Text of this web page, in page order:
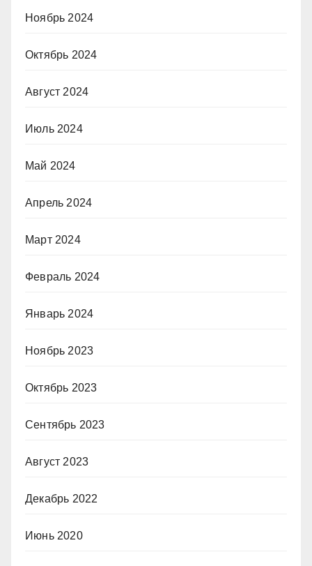
Ноябрь 2024
Октябрь 2024
Август 2024
Июль 2024
Май 2024
Апрель 2024
Март 2024
Февраль 2024
Январь 2024
Ноябрь 2023
Октябрь 2023
Сентябрь 2023
Август 2023
Декабрь 2022
Июнь 2020